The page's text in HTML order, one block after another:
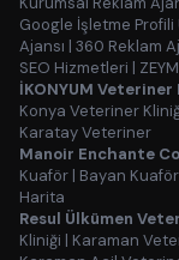
Google İşletme Profili
Ajansı | 360 Reklam
SEO Hizmetleri |
İKONYUM Veteriner
Konya Veteriner
Karatay Veteriner
Manoir Enchante
Kuaför | Bayan
Harita
Resul Ülkümen
Kliniği | Karaman